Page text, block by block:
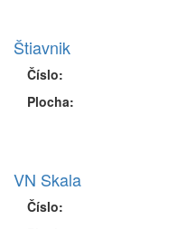
Štiavnik
Číslo:
Plocha:
VN Skala
Číslo: